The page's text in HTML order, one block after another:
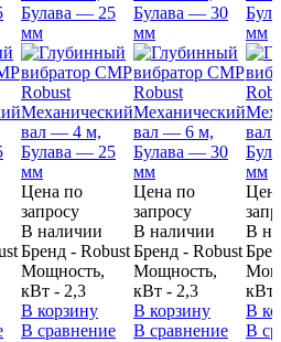
Булава — 25
мм
Цена по
запросу
В наличии
Бренд - Robust
Мощность,
кВт - 2,3
В корзину
В сравнение
Булава — 30
мм
Цена по
запросу
В наличии
Бренд - Robust
Мощность,
кВт - 2,3
В корзину
В сравнение
мм
В
кВт
В
В